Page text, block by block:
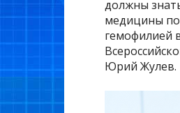
должны
медицины
гемофилией
Юрий Жулев.